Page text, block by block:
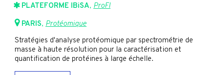
PLATEFORME IBiSA, ProFI
PARIS, Protéomique
Stratégies d'analyse protéomique par spectrométrie de
masse à haute résolution pour la caractérisation et
quantification de protéines à large échelle.